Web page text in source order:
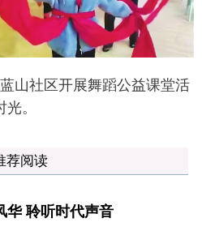
社区开展舞蹈公益课堂活
。
荐阅读
聆听时代声音